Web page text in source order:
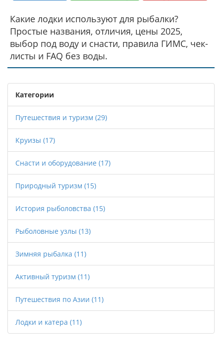
Какие лодки используют для рыбалки?
Простые названия, отличия, цены 2025,
выбор под воду и снасти, правила ГИМС, чек-
листы и FAQ без воды.
Категории
Путешествия и туризм (29)
Круизы (17)
Снасти и оборудование (17)
Природный туризм (15)
История рыболовства (15)
Рыболовные узлы (13)
Зимняя рыбалка (11)
Активный туризм (11)
Путешествия по Азии (11)
Лодки и катера (11)